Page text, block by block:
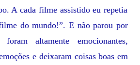
A cada filme assistido eu repetia
do mundo!”. E não parou por
altamente emocionantes,
e deixaram coisas boas em